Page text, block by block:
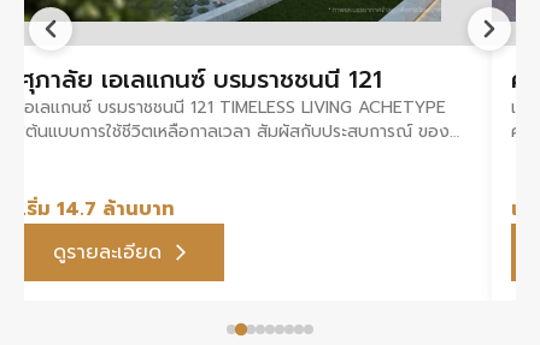
ศุภาลัย เอเลแกนซ์ บรมราชชนนี 121
เอเลแกนซ์ บรมราชชนนี 121 TIMELESS LIVING ACHETYPE
"ต้นแบบการใช้ชีวิตเหลือกาลเวลา สัมผัสกับประสบการณ์ ของ
เริ่ม 14.7 ล้านบาท
ดูรายละเอียด
ศุ
เพ
ศรีว
เ